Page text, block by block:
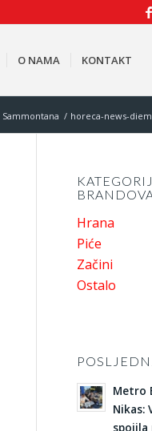
O NAMA KONTAKT
Sammontana / horeca-news-
Hrana
Piće
Začini
Ostalo
Metro
Nikas:
spojila